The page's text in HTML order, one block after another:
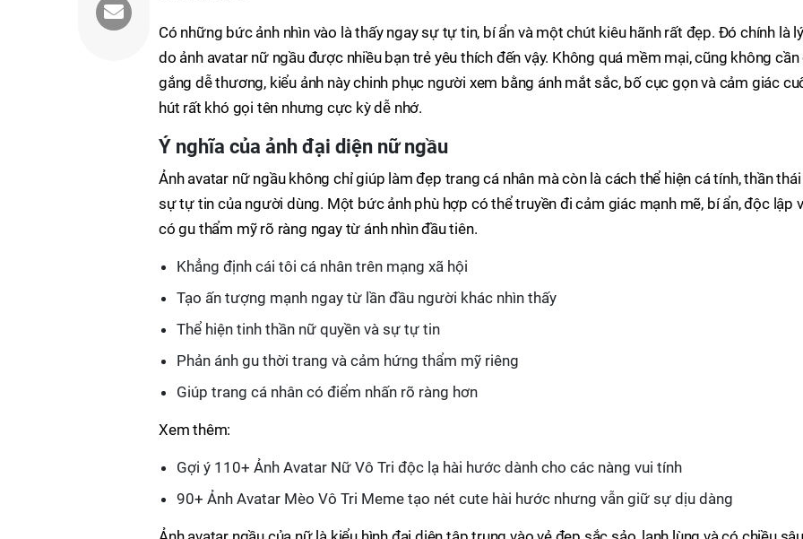
Có những bức ảnh nhìn vào là thấy ngay sự tự tin, bí ẩn và một chút kiêu hãnh rất đẹp. Đó chính là lý
do ảnh avatar nữ ngầu được nhiều bạn trẻ yêu thích đến vậy. Không quá mềm mại, cũng không cần
gắng dễ thương, kiểu ảnh này chinh phục người xem bằng ánh mắt sắc, bố cục gọn và cảm giác
hút rất khó gọi tên nhưng cực kỳ dễ nhớ.
Ý nghĩa của ảnh đại diện nữ ngầu
Ảnh avatar nữ ngầu không chỉ giúp làm đẹp trang cá nhân mà còn là cách thể hiện cá tính, thần thái
sự tự tin của người dùng. Một bức ảnh phù hợp có thể truyền đi cảm giác mạnh mẽ, bí ẩn, độc lập
có gu thẩm mỹ rõ ràng ngay từ ánh nhìn đầu tiên.
Khẳng định cái tôi cá nhân trên mạng xã hội
Tạo ấn tượng mạnh ngay từ lần đầu người khác nhìn thấy
Thể hiện tinh thần nữ quyền và sự tự tin
Phản ánh gu thời trang và cảm hứng thẩm mỹ riêng
Giúp trang cá nhân có điểm nhấn rõ ràng hơn
Xem thêm:
Gợi ý 110+ Ảnh Avatar Nữ Vô Tri độc lạ hài hước dành cho các nàng vui tính
90+ Ảnh Avatar Mèo Vô Tri Meme tạo nét cute hài hước nhưng vẫn giữ sự dịu dàng